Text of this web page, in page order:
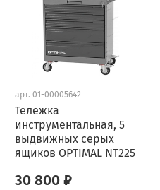
арт. 01-00005642
Тележка
инструментальная, 5
выдвижных серых
ящиков OPTIMAL NT225
30 800 ₽